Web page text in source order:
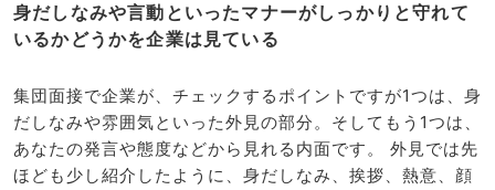
身だしなみや言動といったマナーがしっかりと守れて
いるかどうかを企業は見ている
集団面接で企業が、チェックするポイントですが1つは、身
だしなみや雰囲気といった外見の部分。そしてもう1つは、
あなたの発言や態度などから見れる内面です。 外見では先
ほども少し紹介したように、身だしなみ、挨拶、熱意、顔